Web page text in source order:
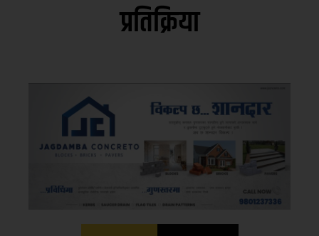
प्रतिक्रिया